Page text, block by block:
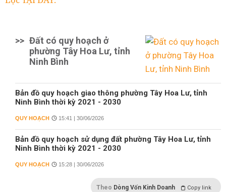
>> Đất có quy hoạch ở
phường Tây Hoa Lư, tỉnh
Ninh Bình
Bản đồ quy hoạch giao thông phường Tây Hoa Lư, tỉnh
Ninh Bình thời kỳ 2021 - 2030
QUY HOẠCH 15:41 | 30/06/2026
Bản đồ quy hoạch sử dụng đất phường Tây Hoa Lư, tỉnh
Ninh Bình thời kỳ 2021 - 2030
QUY HOẠCH 15:28 | 30/06/2026
Theo Dòng Vốn Kinh Doanh Copy link